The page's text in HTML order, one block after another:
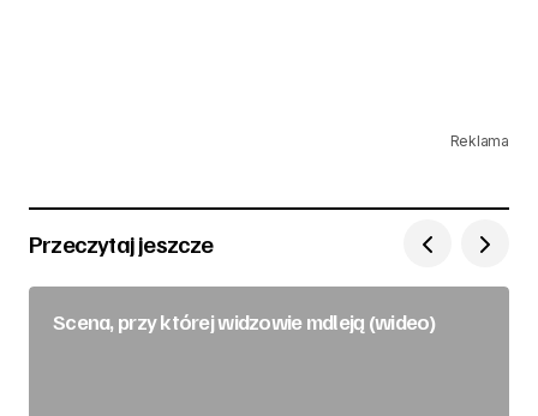
Reklama
Przeczytaj jeszcze
Scena, przy której widzowie mdleją (wideo)